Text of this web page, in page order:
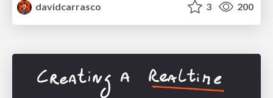
davidcarrasco
3 200